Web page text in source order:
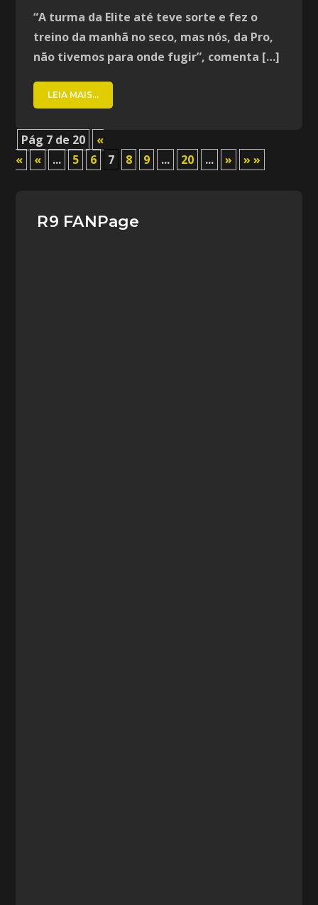
“A turma da Elite até teve sorte e fez o
treino da manhã no seco, mas nós, da Pro,
não tivemos para onde fugir”, comenta […]
LEIA MAIS...
Pág 7 de 20
«
«
« ... 5 6 7 8 9 ... 20 ... » » »
R9 FANPage